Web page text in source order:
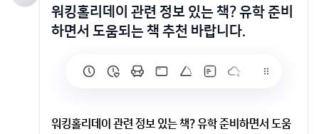
워킹홀리데이 관련 정보 있는 책? 유학 준비
하면서 도움되는 책 추천 바랍니다.
워킹홀리데이 관련 정보 있는 책? 유학 준비하면서 도움